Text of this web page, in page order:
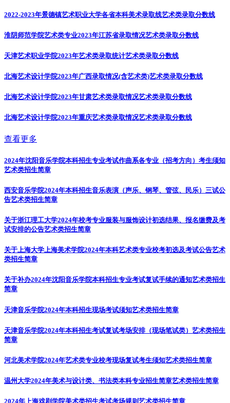
2022-2023年景德镇艺术职业大学各省本科美术录取线艺术类录取分数线
淮阴师范学院艺术类专业2023年江苏省录取情况艺术类录取分数线
天津艺术职业学院2023年艺术类录取统计艺术类录取分数线
北海艺术设计学院2023年广西录取情况(含艺术类)艺术类录取分数线
北海艺术设计学院2023年甘肃艺术类录取情况艺术类录取分数线
北海艺术设计学院2023年重庆艺术类录取情况艺术类录取分数线
查看更多
2024年沈阳音乐学院本科招生专业考试作曲系各专业（招考方向）考生须知
艺术类招生简章
西安音乐学院2024年本科招生音乐表演（声乐、钢琴、管弦、民乐）三试公
告艺术类招生简章
关于浙江理工大学2024年校考专业服装与服饰设计初选结果、报名缴费及考
试安排的公告艺术类招生简章
关于上海大学上海美术学院2024年本科艺术类专业校考初选及考试公告艺术
类招生简章
关于补办2024年沈阳音乐学院本科招生专业考试复试手续的通知艺术类招生
简章
天津音乐学院2024年本科招生现场考试须知艺术类招生简章
天津音乐学院2024年本科招生考试复试考场安排（现场笔试类） 艺术类招生
简章
河北美术学院2024年艺术类专业校考现场复试考生须知艺术类招生简章
温州大学2024年美术与设计类、书法类本科专业招生简章艺术类招生简章
2024年上海戏剧学院美术类招生考试考场规则艺术类招生简章